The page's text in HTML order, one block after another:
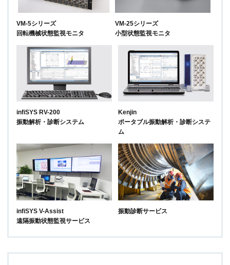
VM-5シリーズ
回転機械状態監視モニタ
VM-25シリーズ
小型状態監視モニタ
infiSYS RV-200
振動解析・診断システム
Kenjin
ポータブル振動解析・診断システ
ム
infiSYS V-Assist
遠隔振動状態監視サービス
振動診断サービス